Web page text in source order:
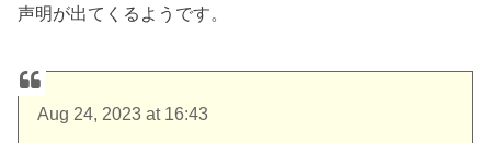
声明が出てくるようです。
Aug 24, 2023 at 16:43